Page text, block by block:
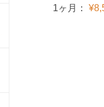
1ヶ月：